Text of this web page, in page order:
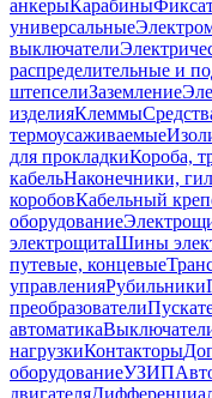
анкерыКарабины
универсальные
выключатели
распределительные и
штепселиЗаземление
изделияКлеммы
термоусаживаемые
для прокладкиКороба,
кабельНаконечники,
коробовКабельный
оборудование
электрощитаШины
путевые, концевые
управленияРубильники
преобразователи
автоматика
нагрузкиКонтакторы
оборудованиеУЗИП
двигателя